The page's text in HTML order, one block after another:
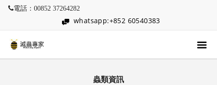
電話：00852 37264282
whatsapp:+852 60540383
蟲類資訊